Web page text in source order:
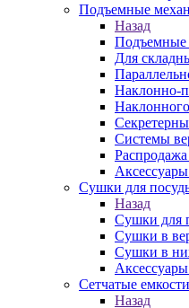
Подъемные
Назад
Подъемные
Для
Наклонно-
Системы
Сушки для
Назад
Сушки для
Сушки в
Сушки в
Сетчатые
Назад